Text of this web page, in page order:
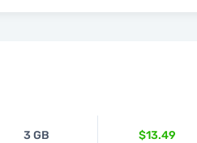
3 GB $13.49